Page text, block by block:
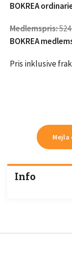
BOKREA
Medlemspris:
BOKREA
Pris inklusive
Mejla
Info